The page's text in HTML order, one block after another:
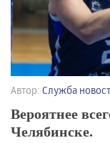
Автор: Служба
Вероятнее
Челябинске.